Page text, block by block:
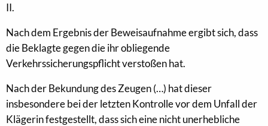
II.
Nach dem Ergebnis der Beweisaufnahme ergibt sich, dass
die Beklagte gegen die ihr obliegende
Verkehrssicherungspflicht verstoßen hat.
Nach der Bekundung des Zeugen (…) hat dieser
insbesondere bei der letzten Kontrolle vor dem Unfall der
Klägerin festgestellt, dass sich eine nicht unerhebliche